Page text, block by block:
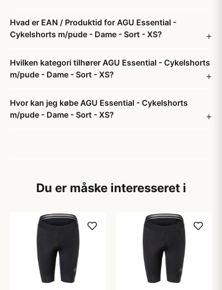
Hvad er EAN / Produktid for AGU Essential -
Cykelshorts m/pude - Dame - Sort - XS?
Hvilken kategori tilhører AGU Essential - Cykelshorts
m/pude - Dame - Sort - XS?
Hvor kan jeg købe AGU Essential - Cykelshorts
m/pude - Dame - Sort - XS?
Du er måske interesseret i